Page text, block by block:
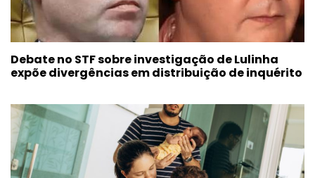
Debate no STF sobre investigação de Lulinha
expõe divergências em distribuição de inquérito